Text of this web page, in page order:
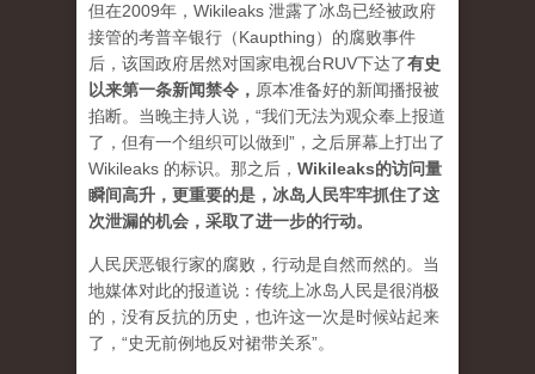
但在2009年，Wikileaks 泄露了冰岛已经被政府
接管的考普辛银行（Kaupthing）的腐败事件
后，该国政府居然对国家电视台RUV下达了有史
以来第一条新闻禁令 ， 原本准备好的新闻播报被
掐断。当晚主持人说，“我们无法为观众奉上报道
了，但有一个组织可以做到”，之后屏幕上打出了
Wikileaks 的标识。那之后， Wikileaks的访问量
瞬间高升，更重要的是，冰岛人民牢牢抓住了这
次泄漏的机会，采取了进一步的行动。
人民厌恶银行家的腐败，行动是自然而然的。当
地媒体对此的报道说：传统上冰岛人民是很消极
的，没有反抗的历史，也许这一次是时候站起来
了，“史无前例地反对裙带关系”。